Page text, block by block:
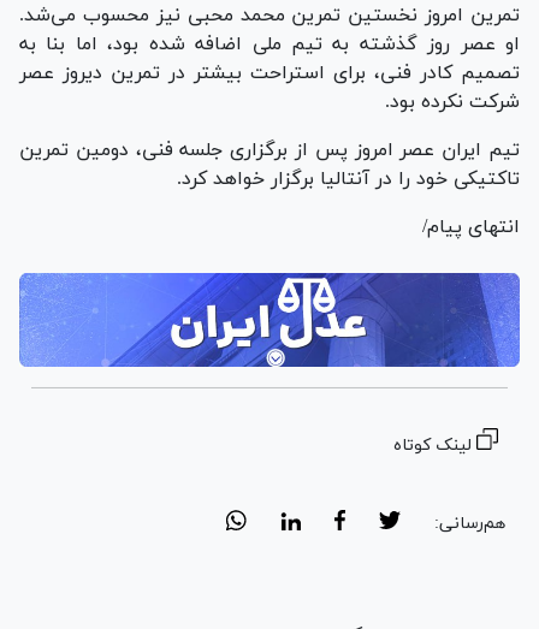
تمرین امروز نخستین تمرین محمد محبی نیز محسوب می‌شد.
او عصر روز گذشته به تیم ملی اضافه شده بود، اما بنا به
تصمیم کادر فنی، برای استراحت بیشتر در تمرین دیروز عصر
شرکت نکرده بود.
تیم ایران عصر امروز پس از برگزاری جلسه فنی، دومین تمرین
تاکتیکی خود را در آنتالیا برگزار خواهد کرد.
انتهای پیام/
لینک کوتاه
هم‌رسانی: